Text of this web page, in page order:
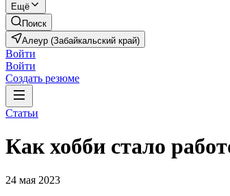
Ещё
Поиск
Алеур (Забайкальский край)
Войти
Войти
Создать резюме
Статьи
Как хобби стало
24 мая 2023